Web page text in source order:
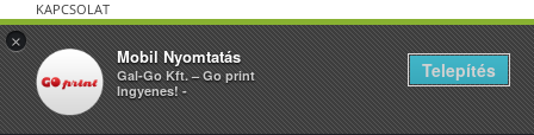
×
Mobil Nyomtatás
Gal-Go Kft. – Go print
Ingyenes! -
Telepítés
KAPCSOLAT
ALL RIGHTS RESERVED 2026 GO PRINT